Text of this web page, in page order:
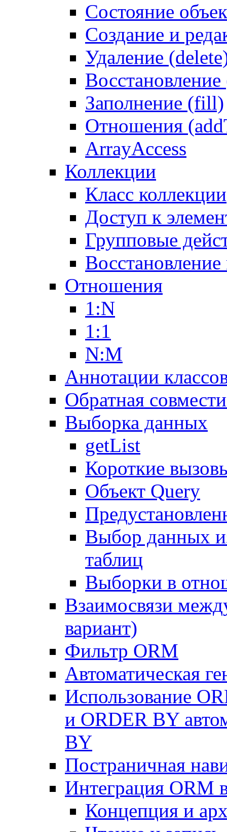
Состояние
Создание и
Удаление
Заполнение (fill)
Отношения
ArrayAccess
Коллекции
Класс коллекции
Доступ к
Групповые
Отношения
1:N
1:1
N:M
Аннотации
Обратная
Выборка данных
getList
Короткие
Объект Query
Выбор данных
таблиц
Выборки в
Взаимосвязи
вариант)
Фильтр ORM
Автоматическая
Использование
и ORDER BY
BY
Постраничная
Интеграция ORM
Концепция и